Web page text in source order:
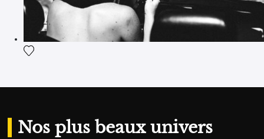
Nos plus beaux univers